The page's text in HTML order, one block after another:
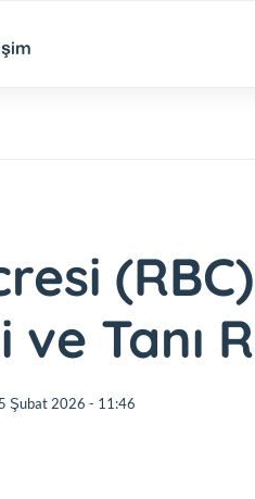
ve Tanı
Şubat 2026 - 11:46